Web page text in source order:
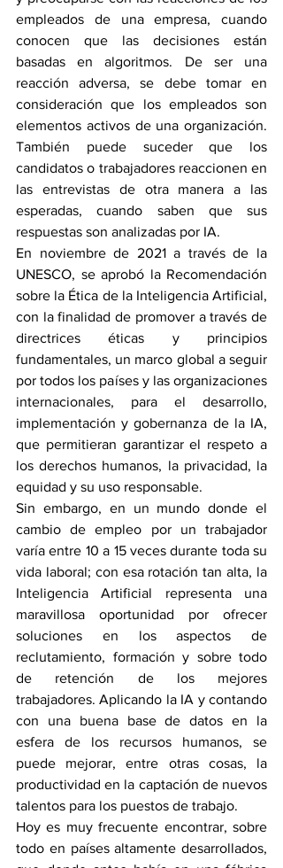
empleados de una empresa, cuando
conocen que las decisiones están
basadas en algoritmos. De ser una
reacción adversa, se debe tomar en
consideración que los empleados son
elementos activos de una organización.
También puede suceder que los
candidatos o trabajadores reaccionen en
las entrevistas de otra manera a las
esperadas, cuando saben que sus
respuestas son analizadas por IA.
En noviembre de 2021 a través de la
UNESCO, se aprobó la Recomendación
sobre la Ética de la Inteligencia Artificial,
con la finalidad de promover a través de
directrices éticas y principios
fundamentales, un marco global a seguir
por todos los países y las organizaciones
internacionales, para el desarrollo,
implementación y gobernanza de la IA,
que permitieran garantizar el respeto a
los derechos humanos, la privacidad, la
equidad y su uso responsable.
Sin embargo, en un mundo donde el
cambio de empleo por un trabajador
varía entre 10 a 15 veces durante toda su
vida laboral; con esa rotación tan alta, la
Inteligencia Artificial representa una
maravillosa oportunidad por ofrecer
soluciones en los aspectos de
reclutamiento, formación y sobre todo
de retención de los mejores
trabajadores. Aplicando la IA y contando
con una buena base de datos en la
esfera de los recursos humanos, se
puede mejorar, entre otras cosas, la
productividad en la captación de nuevos
talentos para los puestos de trabajo.
Hoy es muy frecuente encontrar, sobre
todo en países altamente desarrollados,